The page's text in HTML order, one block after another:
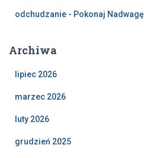
odchudzanie - Pokonaj Nadwagę
Archiwa
lipiec 2026
marzec 2026
luty 2026
grudzień 2025